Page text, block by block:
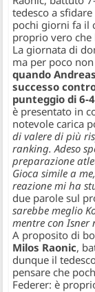
tedesco a
pochi giorni fa il
proprio vero che
La giornata di
ma per poco
quando
successo
punteggio di 6-
è presentato in
notevole carica
di valere di più
ranking. Adeso
preparazione
Gioca simile a
reazione mi ha
due parole sul
sarebbe meglio
mentre con Isner
A proposito di
Milos Raonic,
dunque il
pensare che
Federer: è